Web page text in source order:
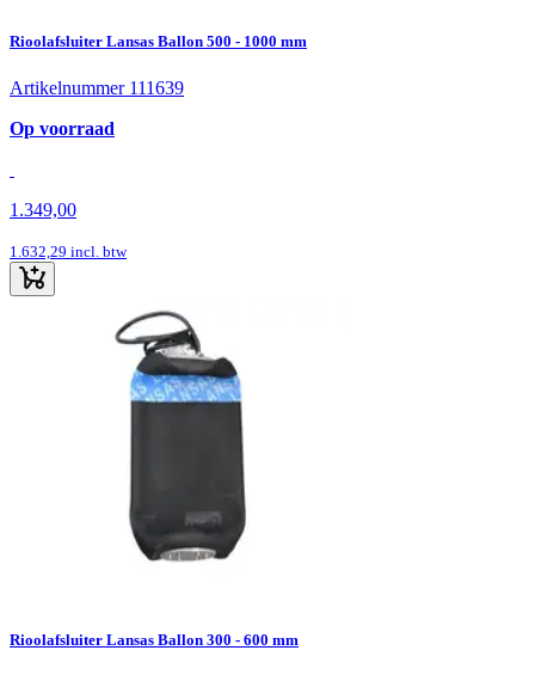
Rioolafsluiter Lansas Ballon 500 - 1000 mm
Artikelnummer 111639
Op voorraad
1.349,00
1.632,29 incl. btw
Rioolafsluiter Lansas Ballon 300 - 600 mm